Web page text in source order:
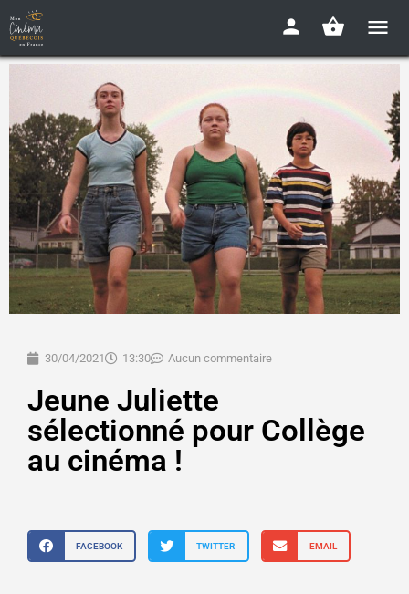
30/04/2021 13:30 Aucun commentaire
Jeune Juliette
sélectionné pour Collège
au cinéma !
FACEBOOK TWITTER EMAIL